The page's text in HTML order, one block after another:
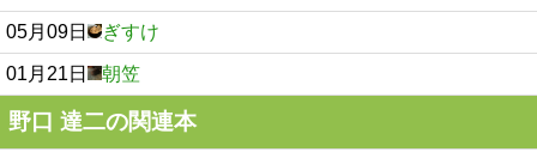
05月09日 ぎすけ
01月21日 朝笠
野口 達二の関連本